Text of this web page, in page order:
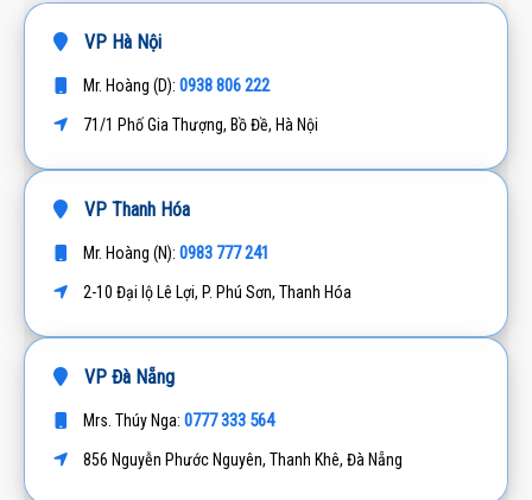
VP Hà Nội
Mr. Hoàng (D): 0938 806 222
71/1 Phố Gia Thượng, Bồ Đề, Hà Nội
VP Thanh Hóa
Mr. Hoàng (N): 0983 777 241
2-10 Đại lộ Lê Lợi, P. Phú Sơn, Thanh Hóa
VP Đà Nẵng
Mrs. Thúy Nga: 0777 333 564
856 Nguyễn Phước Nguyên, Thanh Khê, Đà Nẵng